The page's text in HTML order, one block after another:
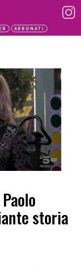
ABBONATI
storia